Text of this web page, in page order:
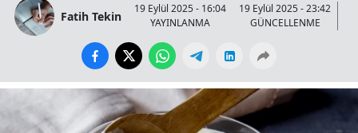
Fatih Tekin
19 Eylül 2025 - 16:04
YAYINLANMA
19 Eylül 2025 - 23:42
GÜNCELLENME